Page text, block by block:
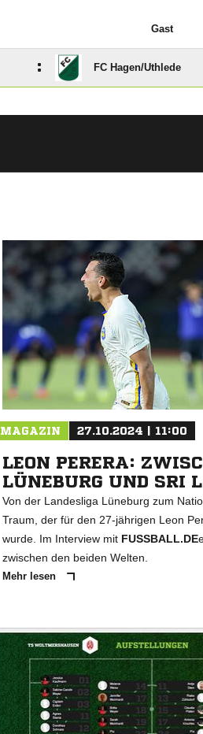
Gast
: FC Hagen/​Uthlede
MAGAZIN 27.10.2024 | 11:00
LEON PERERA:
LÜNEBURG UND SRI
Von der Landesliga Lüneburg zum
Traum, der für den 27-jährigen Leon
wurde. Im Interview mit FUSSBALL.DE
zwischen den beiden Welten.
Mehr lesen